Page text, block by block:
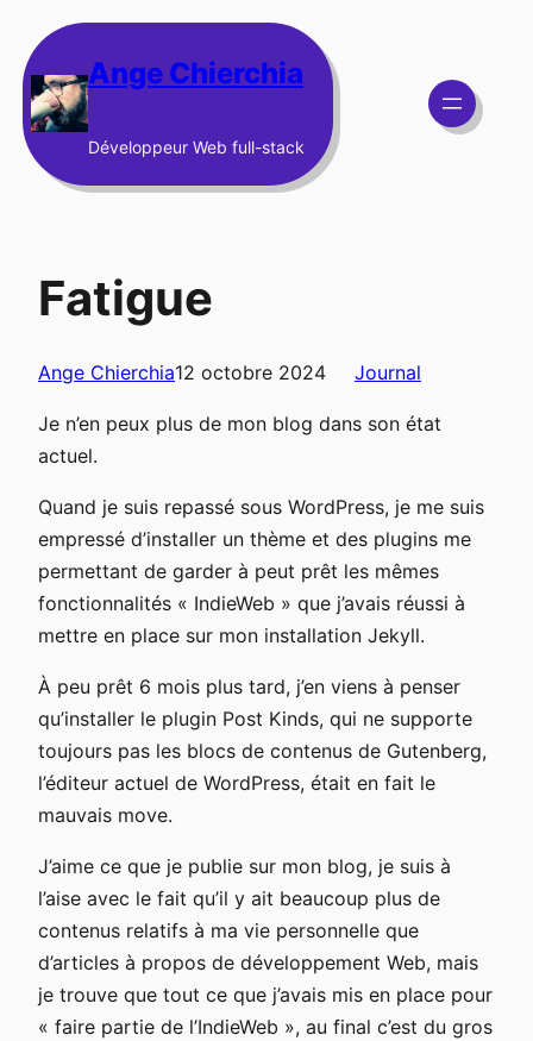
au
contenu Ange Chierchia
Développeur Web full-stack
Fatigue
Ange Chierchia12 octobre 2024 Journal
Je n’en peux plus de mon blog dans son état
actuel.
Quand je suis repassé sous WordPress, je me suis
empressé d’installer un thème et des plugins me
permettant de garder à peut prêt les mêmes
fonctionnalités « IndieWeb » que j’avais réussi à
mettre en place sur mon installation Jekyll.
À peu prêt 6 mois plus tard, j’en viens à penser
qu’installer le plugin Post Kinds, qui ne supporte
toujours pas les blocs de contenus de Gutenberg,
l’éditeur actuel de WordPress, était en fait le
mauvais move.
J’aime ce que je publie sur mon blog, je suis à
l’aise avec le fait qu’il y ait beaucoup plus de
contenus relatifs à ma vie personnelle que
d’articles à propos de développement Web, mais
je trouve que tout ce que j’avais mis en place pour
« faire partie de l’IndieWeb », au final c’est du gros